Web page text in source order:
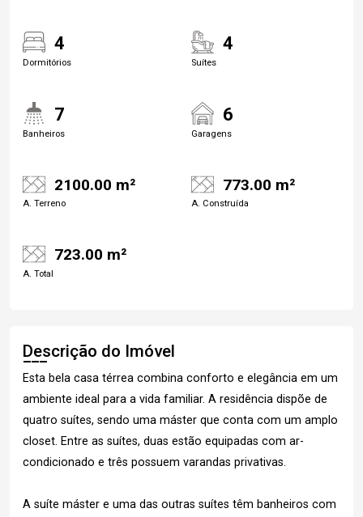
4
Dormitórios
4
Suítes
7
Banheiros
6
Garagens
2100.00 m²
A. Terreno
773.00 m²
A. Construída
723.00 m²
A. Total
Descrição do Imóvel
Esta bela casa térrea combina conforto e elegância em um
ambiente ideal para a vida familiar. A residência dispõe de
quatro suítes, sendo uma máster que conta com um amplo
closet. Entre as suítes, duas estão equipadas com ar-
condicionado e três possuem varandas privativas.
A suíte máster e uma das outras suítes têm banheiros com